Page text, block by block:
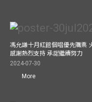
馮允謙十月紅館個唱優先購票
感謝熱烈支持 承諾繼續努力
2024-07-30
More